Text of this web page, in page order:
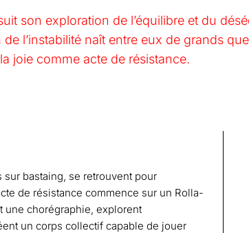
son exploration de l’équilibre et du
de l’instabilité naît entre eux de grands
la joie comme acte de résistance.
bastaing, se retrouvent pour
de résistance commence sur un Rolla-
une chorégraphie, explorent
un corps collectif capable de jouer